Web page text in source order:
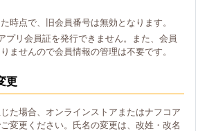
時点で、旧会員番号は無効となります。
プリ会員証を発行できません。また、会員
ませんので会員情報の管理は不要です。
更
た場合、オンラインストアまたはナフコア
変更ください。氏名の変更は、改姓・改名